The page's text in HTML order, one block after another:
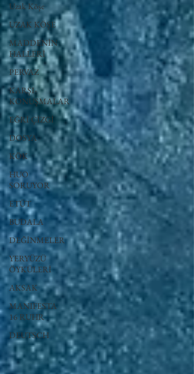
Uzak Köşe
UZAK KÖŞE
MADDENİN
HALLERİ
PERVAZ
KARŞI-
KONUŞMALAR
EĞRİ ÇİZGİ
DOSYA
KÖK
HUO
SORUYOR
ETÜT
BUDALA
DEĞİNMELER
YERYÜZÜ
ÖYKÜLERİ
AKSAK
MANIFESTA
16 RUHR
DEUTSCH